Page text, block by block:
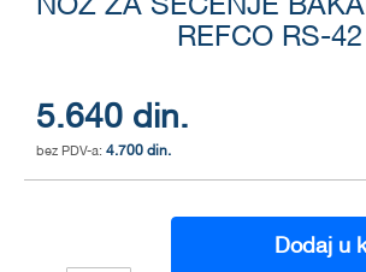
NOZ ZA SECENJE
REFCO RS-42
5.640 din.
4.700 din.
Dodaj u
images
gallery